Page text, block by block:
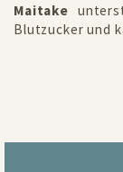
Maitake
Blutzucker und